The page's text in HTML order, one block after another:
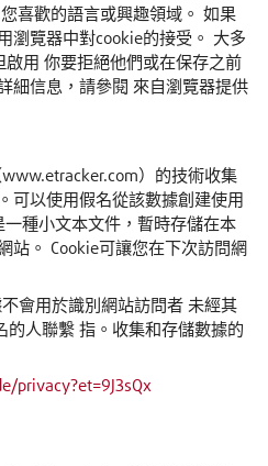
喜歡的語言或興趣領域。 如果
瀏覽器中對cookie的接受。 大多
用 你要拒絕他們或在保存之前
細信息，請參閱 來自瀏覽器提供
）的技術收集
可以使用假名從該數據創建使用
一種小文本文件，暫時存儲在本
站。 Cookie可讓您在下次訪問網
會用於識別網站訪問者 未經其
的人聯繫 指。收集和存儲數據的
privacy?et=9J3sQx